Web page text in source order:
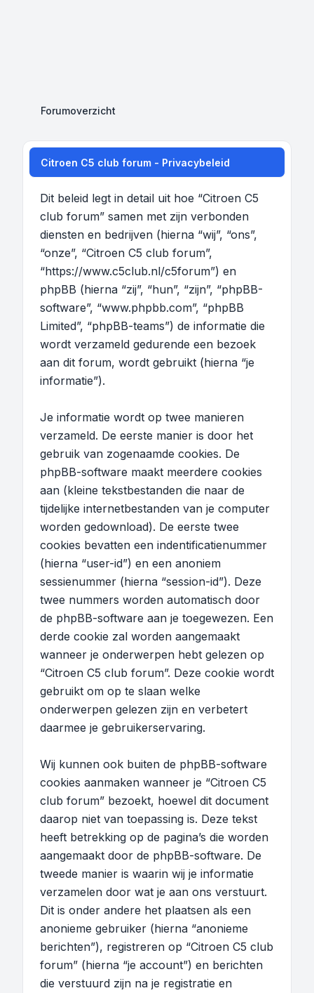
Forumoverzicht
Citroen C5 club forum - Privacybeleid
Dit beleid legt in detail uit hoe “Citroen C5
club forum” samen met zijn verbonden
diensten en bedrijven (hierna “wij”, “ons”,
“onze”, “Citroen C5 club forum”,
“https://www.c5club.nl/c5forum”) en
phpBB (hierna “zij”, “hun”, “zijn”, “phpBB-
software”, “www.phpbb.com”, “phpBB
Limited”, “phpBB-teams”) de informatie die
wordt verzameld gedurende een bezoek
aan dit forum, wordt gebruikt (hierna “je
informatie”).
Je informatie wordt op twee manieren
verzameld. De eerste manier is door het
gebruik van zogenaamde cookies. De
phpBB-software maakt meerdere cookies
aan (kleine tekstbestanden die naar de
tijdelijke internetbestanden van je computer
worden gedownload). De eerste twee
cookies bevatten een indentificatienummer
(hierna “user-id”) en een anoniem
sessienummer (hierna “session-id”). Deze
twee nummers worden automatisch door
de phpBB-software aan je toegewezen. Een
derde cookie zal worden aangemaakt
wanneer je onderwerpen hebt gelezen op
“Citroen C5 club forum”. Deze cookie wordt
gebruikt om op te slaan welke
onderwerpen gelezen zijn en verbetert
daarmee je gebruikerservaring.
Wij kunnen ook buiten de phpBB-software
cookies aanmaken wanneer je “Citroen C5
club forum” bezoekt, hoewel dit document
daarop niet van toepassing is. Deze tekst
heeft betrekking op de pagina’s die worden
aangemaakt door de phpBB-software. De
tweede manier is waarin wij je informatie
verzamelen door wat je aan ons verstuurt.
Dit is onder andere het plaatsen als een
anonieme gebruiker (hierna “anonieme
berichten”), registreren op “Citroen C5 club
forum” (hierna “je account”) en berichten
die verstuurd zijn na je registratie en